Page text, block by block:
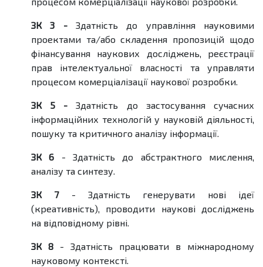
ЗК 3 -Здатність до управління науковими
проектами та/або складення пропозицій щодо
фінансування наукових досліджень, реєстрації
прав інтелектуальної власності та управляти
процесом комерціалізації наукової розробки.
ЗК 5 - Здатність до застосування сучасних
інформаційних технологій у науковій діяльності,
пошуку та критичного аналізу інформації.
ЗК 6 - Здатність до абстрактного мислення,
аналізу та синтезу.
ЗК 7- Здатність генерувати нові ідеї
(креативність), проводити наукові досліджень
на відповідному рівні.
ЗК 8- Здатність працювати в міжнародному
науковому контексті.